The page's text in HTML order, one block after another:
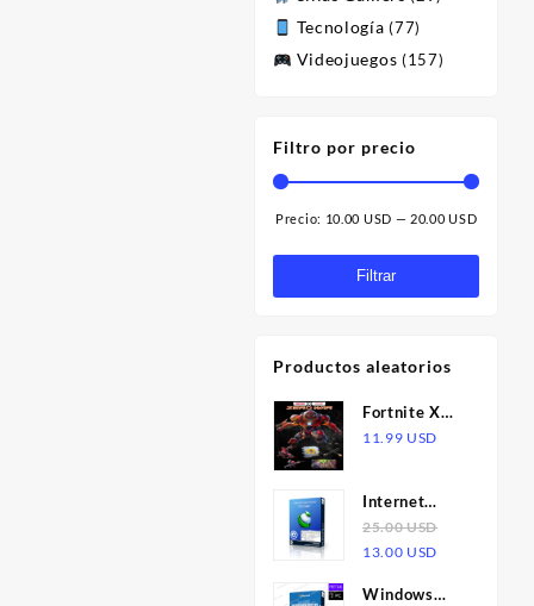
Tecnología (77)
Videojuegos (157)
Filtro por precio
Filtrar
Precio: 10.00 USD — 20.00 USD
Productos aleatorios
Fortnite X
Marvel -
Bundle DLC
Epic Games
CD Key
11.99 USD
Internet
Download
Manager
Licencia
25.00USD
El
original
13.00 USD
actual
Windows